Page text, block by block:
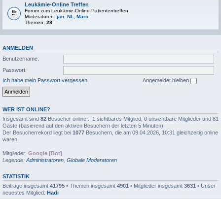
Leukämie-Online Treffen
Forum zum Leukämie-Online-Patiententreffen
Moderatoren: jan NL
Marc
Themen: 28
ANMELDEN
Benutzername:
Passwort:
Ich habe mein Passwort vergessen
Angemeldet bleiben
WER IST ONLINE?
Insgesamt sind 82 Besucher online :: 1 sichtbares Mitglied, 0 unsichtbare Mitglieder und 81
Gäste (basierend auf den aktiven Besuchern der letzten 5 Minuten)
Der Besucherrekord liegt bei 1077 Besuchern, die am 09.04.2026, 10:31 gleichzeitig online
waren.
Mitglieder: Google [Bot]
Legende: Administratoren Globale Moderatoren
STATISTIK
Beiträge insgesamt 41795 • Themen insgesamt 4901 • Mitglieder insgesamt 3631 • Unser
neuestes Mitglied: Hadi